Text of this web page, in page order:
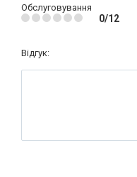
Обслуговування
0/12
Відгук: